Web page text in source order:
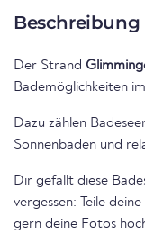
Beschreibung
Der Strand
Bademöglichkeiten
Dazu zählen
Sonnenbaden und
Dir gefällt diese
vergessen: Teile
gern deine Fotos